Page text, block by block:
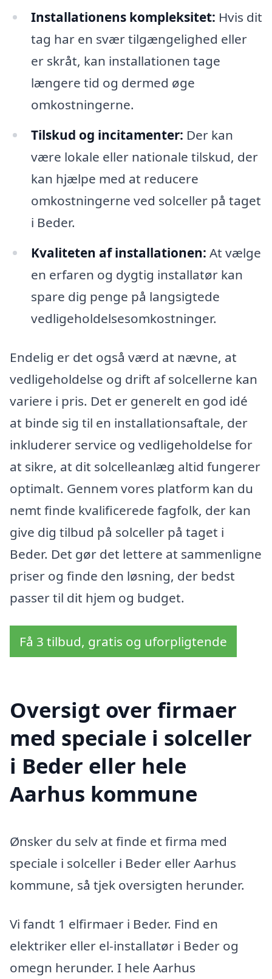
Installationens kompleksitet: Hvis dit
tag har en svær tilgængelighed eller
er skråt, kan installationen tage
længere tid og dermed øge
omkostningerne.
Tilskud og incitamenter: Der kan
være lokale eller nationale tilskud, der
kan hjælpe med at reducere
omkostningerne ved solceller på taget
i Beder.
Kvaliteten af installationen: At vælge
en erfaren og dygtig installatør kan
spare dig penge på langsigtede
vedligeholdelsesomkostninger.
Endelig er det også værd at nævne, at
vedligeholdelse og drift af solcellerne kan
variere i pris. Det er generelt en god idé
at binde sig til en installationsaftale, der
inkluderer service og vedligeholdelse for
at sikre, at dit solcelleanlæg altid fungerer
optimalt. Gennem vores platform kan du
nemt finde kvalificerede fagfolk, der kan
give dig tilbud på solceller på taget i
Beder. Det gør det lettere at sammenligne
priser og finde den løsning, der bedst
passer til dit hjem og budget.
Få 3 tilbud, gratis og uforpligtende
Oversigt over firmaer
med speciale i solceller
i Beder eller hele
Aarhus kommune
Ønsker du selv at finde et firma med
speciale i solceller i Beder eller Aarhus
kommune, så tjek oversigten herunder.
Vi fandt 1 elfirmaer i Beder. Find en
elektriker eller el-installatør i Beder og
omegn herunder. I hele Aarhus